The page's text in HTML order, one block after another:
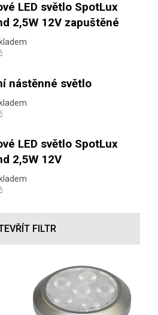
LED světlo SpotLux
2,5W 12V zapuštěné
nástěnné světlo
LED světlo SpotLux
2,5W 12V
FILTR